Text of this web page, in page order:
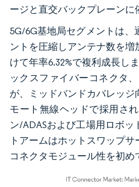
ージと直交バックプレーンに
5G/6G基地局セグメントは、
ントを圧縮しアンテナ数を
けて年率6.32%で複利成長し
ックスファイバーコネクタ
が、ミッドバンドカバレッジ
モート無線ヘッドで採用さ
ン/ADASおよび工場用ロボ
トアームはホットスワップ
コネクタモジュール性を初め